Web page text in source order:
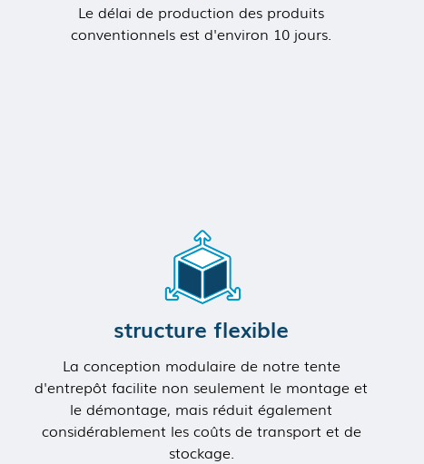
Le délai de production des produits
conventionnels est d'environ 10 jours.
structure flexible
La conception modulaire de notre tente
d'entrepôt facilite non seulement le montage et
le démontage, mais réduit également
considérablement les coûts de transport et de
stockage.